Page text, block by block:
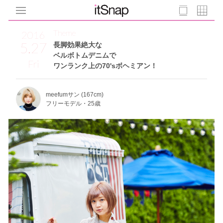
2016
5.27
Fri
長脚効果絶大な
ベルボトムデニムで
ワンランク上の70'sボヘミアン！
Theme
meefumサン (167cm)
フリーモデル・25歳